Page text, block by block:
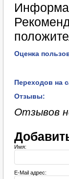
Оценка
Переходов на
Отзывы:
Отзывов
Имя:
E-Mail адрес: